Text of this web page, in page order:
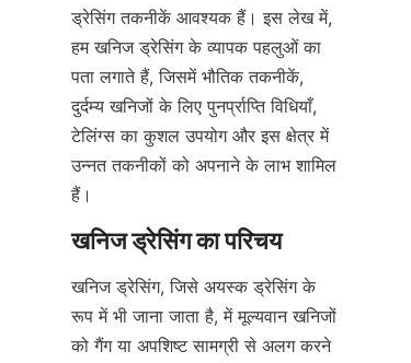
ड्रेसिंग तकनीकें आवश्यक हैं। इस लेख में,
हम खनिज ड्रेसिंग के व्यापक पहलुओं का
पता लगाते हैं, जिसमें भौतिक तकनीकें,
दुर्दम्य खनिजों के लिए पुनर्प्राप्ति विधियाँ,
टेलिंग्स का कुशल उपयोग और इस क्षेत्र में
उन्नत तकनीकों को अपनाने के लाभ शामिल
हैं।
खनिज ड्रेसिंग, जिसे अयस्क ड्रेसिंग के
रूप में भी जाना जाता है, में मूल्यवान खनिजों
को गैंग या अपशिष्ट सामग्री से अलग करने